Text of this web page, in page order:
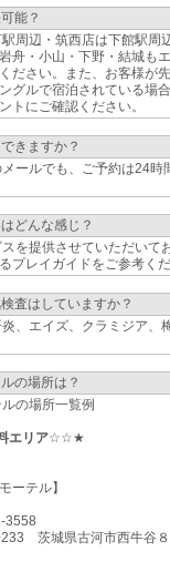
能？
周辺・筑西店は下館駅周
舟・小山・下野・結城も
ださい。また、お客様が
グルで宿泊されている場
トにご確認ください。
きますか？
ールでも、ご予約は24
どんな感じ？
を提供させていただいて
プレイガイドをご参考くだ
査はしていますか？
、エイズ、クラミジア、
の場所は？
の場所一覧例
エリア☆☆★
ーテル】
3558
茨城県古河市西牛谷８